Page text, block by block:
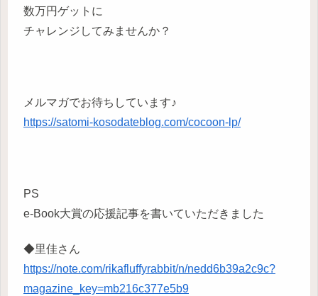
数万円ゲットに
チャレンジしてみませんか？
メルマガでお待ちしています♪
https://satomi-kosodateblog.com/cocoon-lp/
PS
e-Book大賞の応援記事を書いていただきました
◆里佳さん
https://note.com/rikafluffyrabbit/n/nedd6b39a2c9c?
magazine_key=mb216c377e5b9